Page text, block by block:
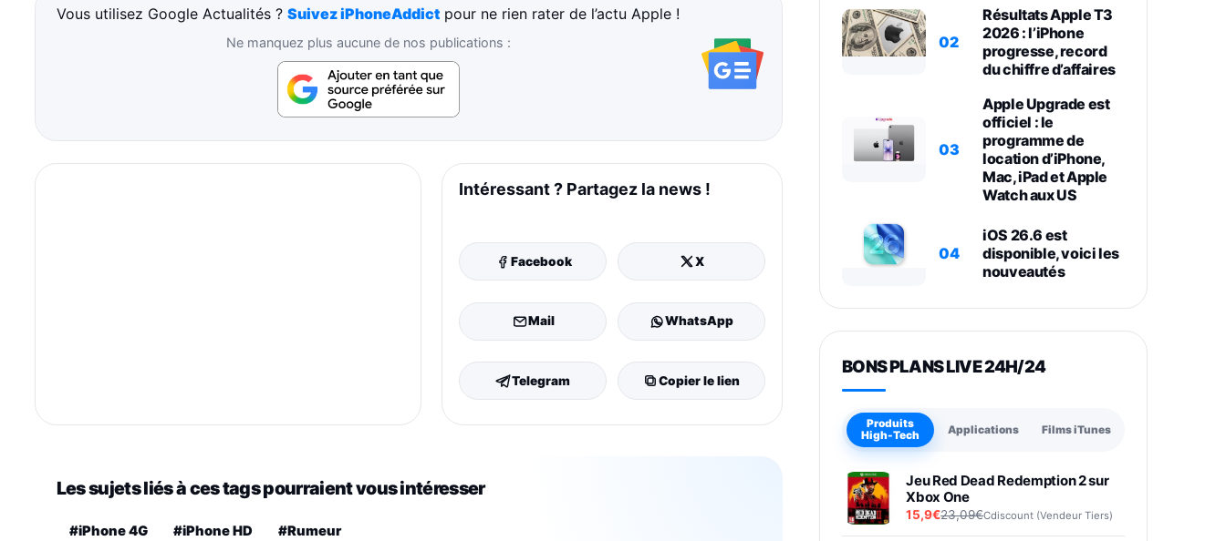
Vous utilisez Google Actualités ?Suivez iPhoneAddict pour ne rien rater de l’actu Apple !
Ne manquez plus aucune de nos publications :
Intéressant ? Partagez la news !
Facebook X
Mail WhatsApp
Telegram Copier le lien
Les sujets liés à ces tags pourraient vous intéresser
#iPhone 4G #iPhone HD #Rumeur
02
Résultats Apple T3
2026 : l’iPhone
progresse, record
du chiffre d’affaires
03
Apple Upgrade est
officiel : le
programme de
location d’iPhone,
Mac, iPad et Apple
Watch aux US
04
iOS 26.6 est
disponible, voici les
nouveautés
BONS PLANS LIVE 24H/24
Produits
High-Tech
Applications Films iTunes
Jeu Red Dead Redemption 2 sur
Xbox One
15,9€23,09€Cdiscount (Vendeur Tiers)